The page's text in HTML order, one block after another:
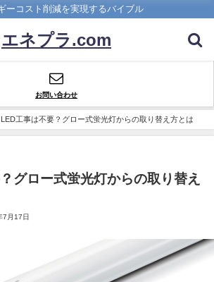
ーコスト削減を実現するバイブル
エネプラ.com
お問い合わせ
LED工事は不要？グロー式蛍光灯からの取り替え方とは
グロー式蛍光灯からの取り替え
7月17日